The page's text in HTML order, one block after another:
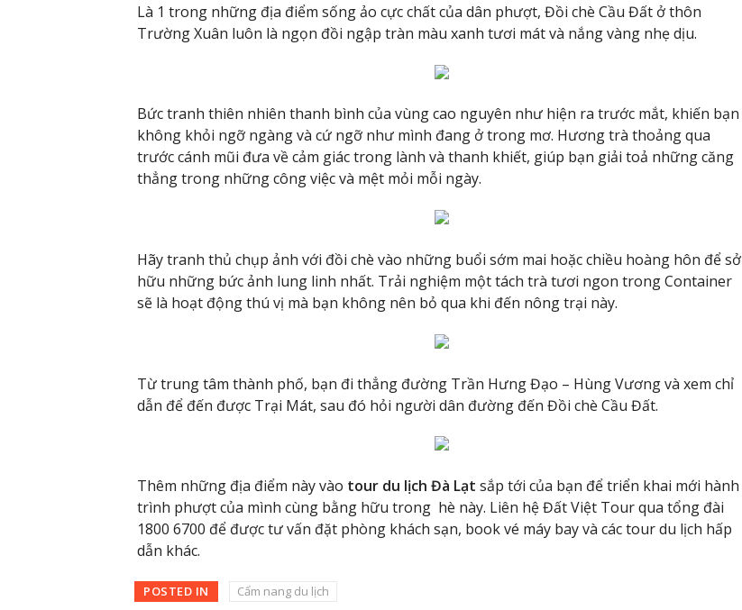
Là 1 trong những địa điểm sống ảo cực chất của dân phượt, Đồi chè Cầu Đất ở thôn
Trường Xuân luôn là ngọn đồi ngập tràn màu xanh tươi mát và nắng vàng nhẹ dịu.
Bức tranh thiên nhiên thanh bình của vùng cao nguyên như hiện ra trước mắt, khiến bạn
không khỏi ngỡ ngàng và cứ ngỡ như mình đang ở trong mơ. Hương trà thoảng qua
trước cánh mũi đưa về cảm giác trong lành và thanh khiết, giúp bạn giải toả những căng
thẳng trong những công việc và mệt mỏi mỗi ngày.
Hãy tranh thủ chụp ảnh với đồi chè vào những buổi sớm mai hoặc chiều hoàng hôn để sở
hữu những bức ảnh lung linh nhất. Trải nghiệm một tách trà tươi ngon trong Container
sẽ là hoạt động thú vị mà bạn không nên bỏ qua khi đến nông trại này.
Từ trung tâm thành phố, bạn đi thẳng đường Trần Hưng Đạo – Hùng Vương và xem chỉ
dẫn để đến được Trại Mát, sau đó hỏi người dân đường đến Đồi chè Cầu Đất.
Thêm những địa điểm này vào tour du lịch Đà Lạt sắp tới của bạn để triển khai mới hành
trình phượt của mình cùng bằng hữu trong hè này. Liên hệ Đất Việt Tour qua tổng đài
1800 6700 để được tư vấn đặt phòng khách sạn, book vé máy bay và các tour du lịch hấp
dẫn khác.
POSTED IN Cẩm nang du lịch